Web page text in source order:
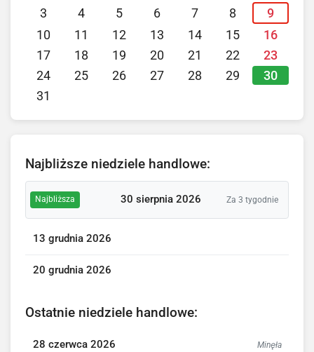
3
4 5 6 7 8
9
10
11 12 13 14 15
16
17
18 19 20 21 22
23
24
25 26 27 28 29 30
31
Najbliższe niedziele handlowe:
Najbliższa 30 sierpnia 2026 Za 3 tygodnie
13 grudnia 2026
20 grudnia 2026
Ostatnie niedziele handlowe:
28 czerwca 2026 Minęła